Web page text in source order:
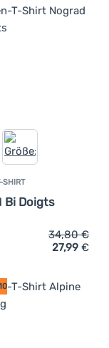
Conformism'
SHIRT
Bi Doigts
Vergleich 'Herren-
34,80€
27,99 €